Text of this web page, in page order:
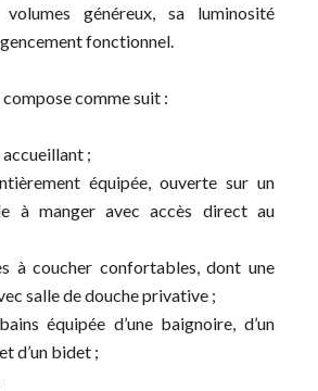
généreux, sa luminosité
fonctionnel.
compose comme suit :
accueillant ;
équipée, ouverte sur un
à manger avec accès direct au
à coucher confortables, dont une
salle de douche privative ;
équipée d’une baignoire, d’un
d’un bidet ;